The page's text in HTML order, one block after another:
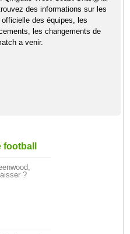
des informations sur les
des équipes, les
les changements de
a venir.
?